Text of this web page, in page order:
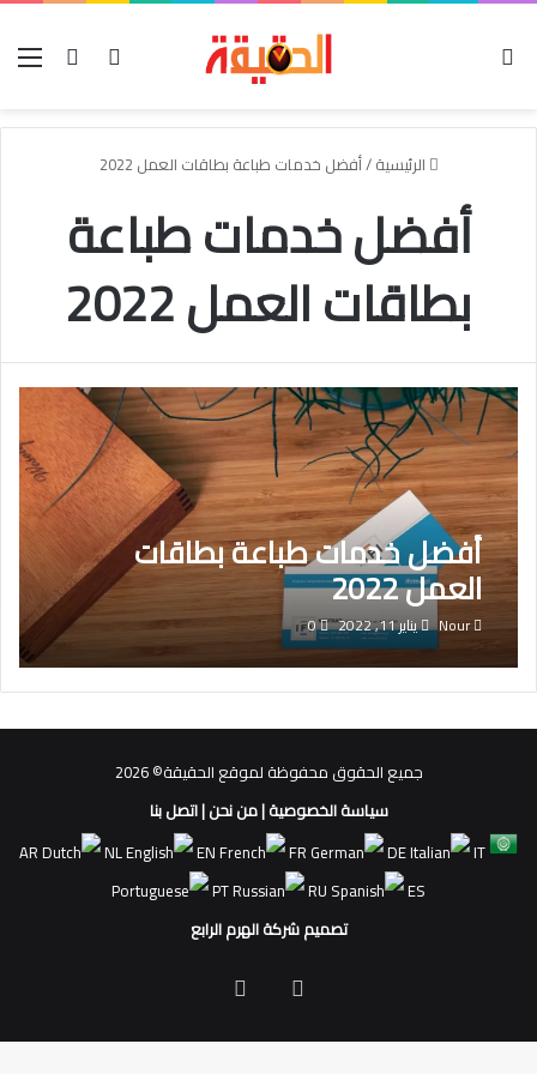
بحث عنتسجيل
الرئيسية/أفضل خدمات طباعة بطاقات العمل 2022
أفضل خدمات طباعة
بطاقات العمل 2022
أفضل خدمات طباعة بطاقات
العمل 2022
Nour يناير 11, 2022 0
جميع الحقوق محفوظة لموقع الحقيقة© 2026
سياسة الخصوصية|من نحن|اتصل بنا
AR
NL EN FR DE
IT
PT
RU
ES
تصميم شركة الهرم الرابع
فيسبوك
الموقع